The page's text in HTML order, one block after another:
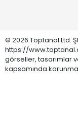
© 2026 Toptanal Ltd.
https://
görseller, tasarımlar
kapsamında